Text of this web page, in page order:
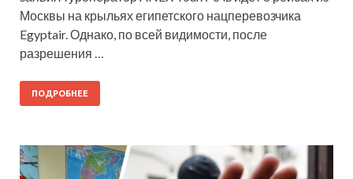
Москвы на крыльях египетского нацперевозчика
Egyptair. Однако, по всей видимости, после
разрешения …
ПОДРОБНЕЕ